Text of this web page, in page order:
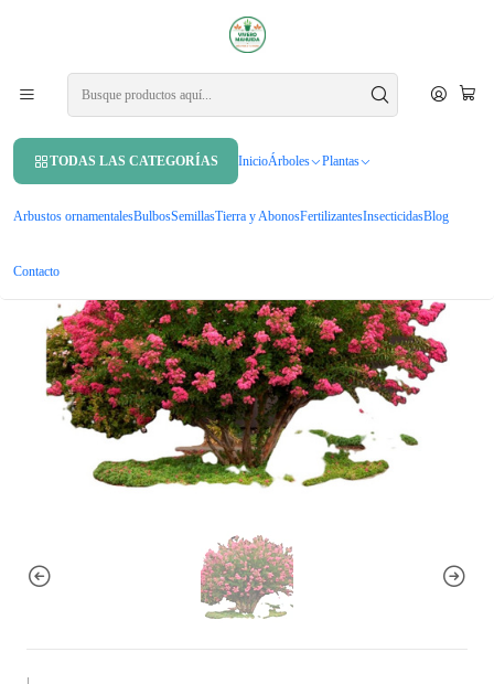
TODAS LAS CATEGORÍAS InicioÁrboles Plantas
Arbustos ornamentalesBulbosSemillasTierra y AbonosFertilizantesInsecticidasBlog
Contacto
APROVECHA UN 10% DE DCTO. EN TU PRIMERA COMPRA USANDO
Inicio Árboles
Crespón / Árbol De Júpiter Árbol Ornamental